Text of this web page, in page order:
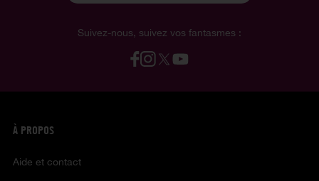
Suivez-nous, suivez vos fantasmes :
À PROPOS
Aide et contact